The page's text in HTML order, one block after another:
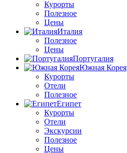
Курорты
Полезное
Цены
Италия
Полезное
Цены
Португалия
Южная Корея
Курорты
Отели
Полезное
Египет
Курорты
Отели
Экскурсии
Полезное
Цены